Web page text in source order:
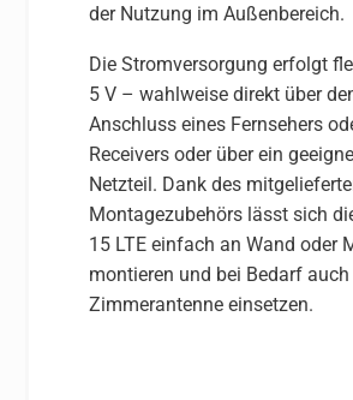
der Nutzung im Außenbereich.
Die Stromversorgung erfolgt
5 V – wahlweise direkt über
Anschluss eines Fernsehers
Receivers oder über ein
Netzteil. Dank des
Montagezubehörs lässt sich
15 LTE einfach an Wand oder
montieren und bei Bedarf
Zimmerantenne einsetzen.